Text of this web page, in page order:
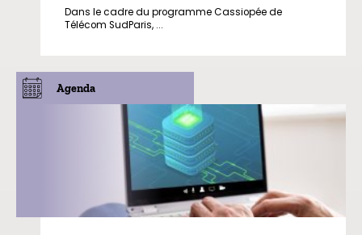
Dans le cadre du programme Cassiopée de
Télécom SudParis, ...
Agenda